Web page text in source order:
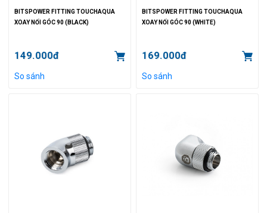
BITSPOWER FITTING TOUCHAQUA
XOAY NỐI GÓC 90 (BLACK)
149.000đ
So sánh
BITSPOWER FITTING TOUCHAQUA
XOAY NỐI GÓC 90 (WHITE)
169.000đ
So sánh